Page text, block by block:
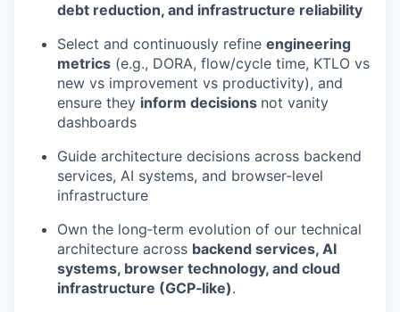
debt reduction, and infrastructure reliability
Select and continuously refine engineering
metrics (e.g., DORA, flow/cycle time, KTLO vs
new vs improvement vs productivity), and
ensure they inform decisions not vanity
dashboards
Guide architecture decisions across backend
services, AI systems, and browser-level
infrastructure
Own the long‑term evolution of our technical
architecture across backend services, AI
systems, browser technology, and cloud
infrastructure (GCP‑like).